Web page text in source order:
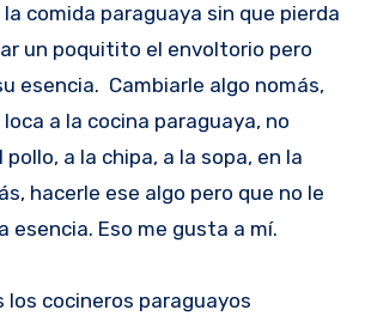
comida paraguaya sin que pierda
un poquitito el envoltorio pero
esencia. Cambiarle algo nomás,
a la cocina paraguaya, no
a la chipa, a la sopa, en la
hacerle ese algo pero que no le
esencia. Eso me gusta a mí.
los cocineros paraguayos